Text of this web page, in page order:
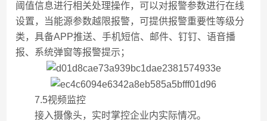
阈值信息进行相关处理操作，可以对报警参数进行在线
设置，当能源参数越限报警，可提供报警重要性等级分
类，具备APP推送、手机短信、邮件、钉钉、语音播
报、系统弹窗等报警提示；
7.5视频监控
接入摄像头，实时掌控企业内实际情况。